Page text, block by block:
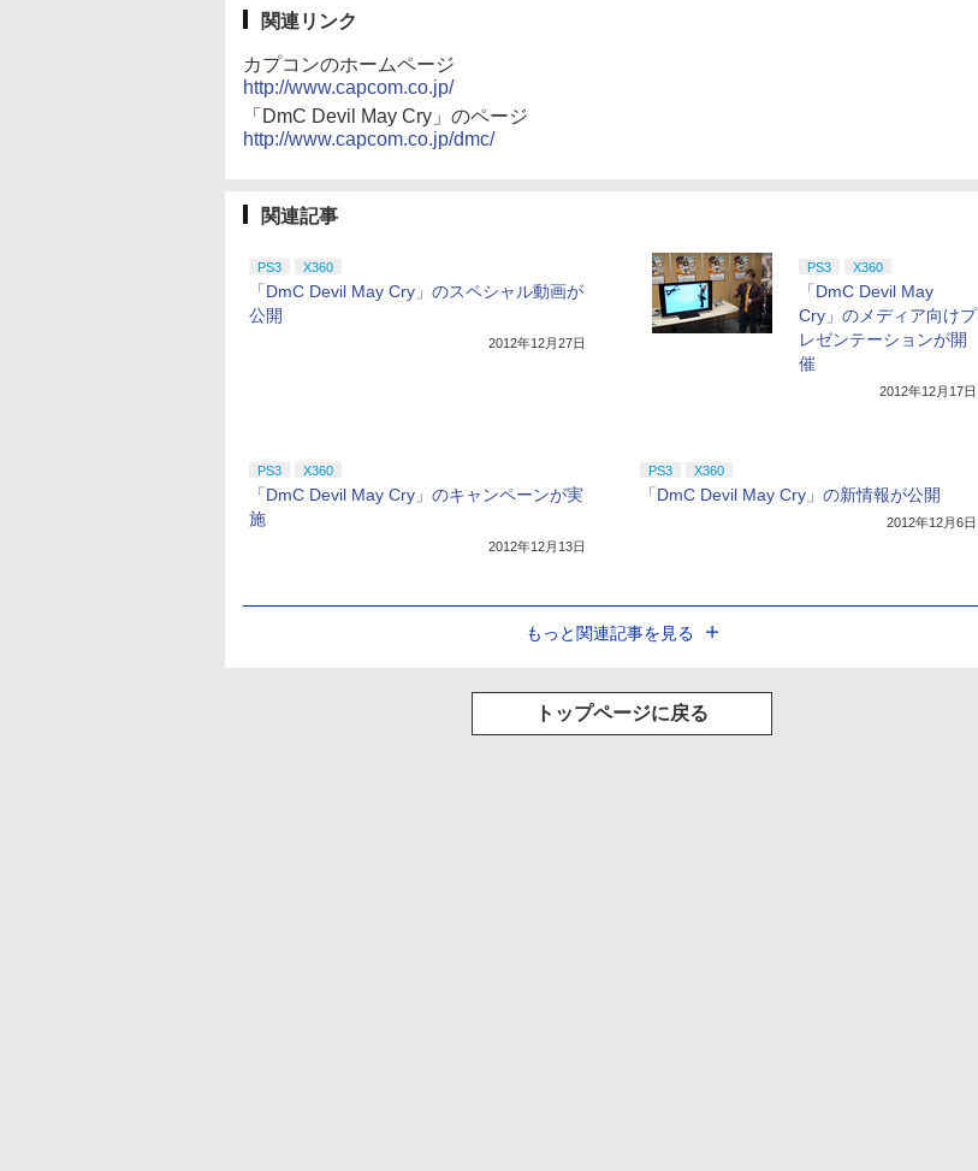
関連リンク
カプコンのホームページ
http://www.capcom.co.jp/
「DmC Devil May Cry」のページ
http://www.capcom.co.jp/dmc/
関連記事
PS3 X360
「DmC Devil May Cry」のスペシャル動画が
公開
2012年12月27日
PS3 X360
「DmC Devil May
Cry」のメディア向けプ
レゼンテーションが開
催
2012年12月17日
PS3 X360
「DmC Devil May Cry」のキャンペーンが実
施
2012年12月13日
PS3 X360
「DmC Devil May Cry」の新情報が公開
2012年12月6日
もっと関連記事を見る
トップページに戻る